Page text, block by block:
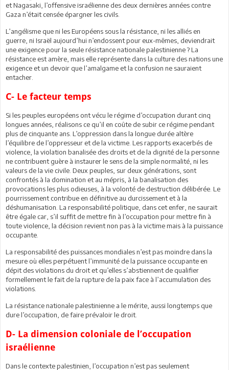
et Nagasaki, l’offensive israélienne des deux dernières années contre
Gaza n’était censée épargner les civils.
L’angélisme que ni les Européens sous la résistance, ni les alliés en
guerre, ni Israël aujourd’hui n’endossent pour eux-mêmes, deviendrait
une exigence pour la seule résistance nationale palestinienne ? La
résistance est amère, mais elle représente dans la culture des nations une
exigence et un devoir que l’amalgame et la confusion ne sauraient
entacher.
C- Le facteur temps
Si les peuples européens ont vécu le régime d’occupation durant cinq
longues années, réalisons ce qu’il en coûte de subir ce régime pendant
plus de cinquante ans. L’oppression dans la longue durée altère
l’équilibre de l’oppresseur et de la victime. Les rapports exacerbés de
violence, la violation banalisée des droits et de la dignité de la personne
ne contribuent guère à instaurer le sens de la simple normalité, ni les
valeurs de la vie civile. Deux peuples, sur deux générations, sont
confrontés à la domination et au mépris, à la banalisation des
provocations les plus odieuses, à la volonté de destruction délibérée. Le
pourrissement contribue en définitive au durcissement et à la
déshumanisation. La responsabilité politique, dans cet enfer, ne saurait
être égale car, s’il suffit de mettre fin à l’occupation pour mettre fin à
toute violence, la décision revient non pas à la victime mais à la puissance
occupante.
La responsabilité des puissances mondiales n’est pas moindre dans la
mesure où elles perpétuent l’immunité de la puissance occupante en
dépit des violations du droit et qu’elles s’abstiennent de qualifier
formellement le fait de la rupture de la paix face à l’accumulation des
violations.
La résistance nationale palestinienne a le mérite, aussi longtemps que
dure l’occupation, de faire prévaloir le droit.
D- La dimension coloniale de l’occupation
israélienne
Dans le contexte palestinien, l’occupation n’est pas seulement